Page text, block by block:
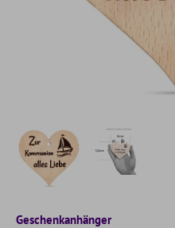
Geschenkanhänger